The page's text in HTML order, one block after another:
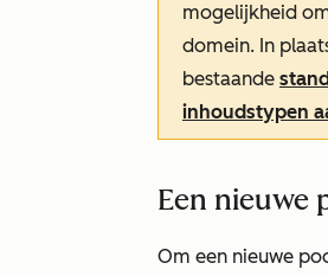
mogelijkheid
domein. In
bestaande
inhoudstypen
Een nieuwe
Om een nieuwe